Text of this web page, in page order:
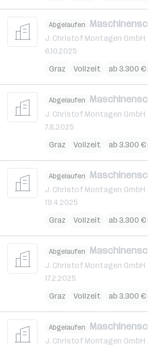
Abgelaufen
J. Christof Montagen GmbH
6.10.2025
Graz
Vollzeit ab 3.300
Abgelaufen
J. Christof Montagen GmbH
7.8.2025
Graz
Vollzeit ab 3.300
Abgelaufen
J. Christof Montagen GmbH
19.4.2025
Graz
Vollzeit ab 3.300
Abgelaufen
J. Christof Montagen GmbH
17.2.2025
Graz
Vollzeit ab 3.300
Abgelaufen
J. Christof Montagen GmbH